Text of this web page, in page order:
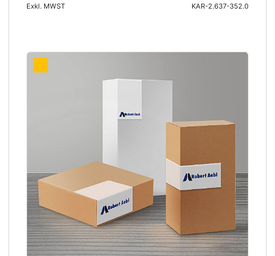
Exkl. MWST KAR-2.637-352.0